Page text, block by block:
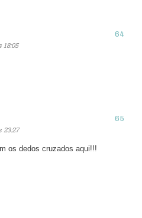
18:05
23:27
os dedos cruzados aqui!!!